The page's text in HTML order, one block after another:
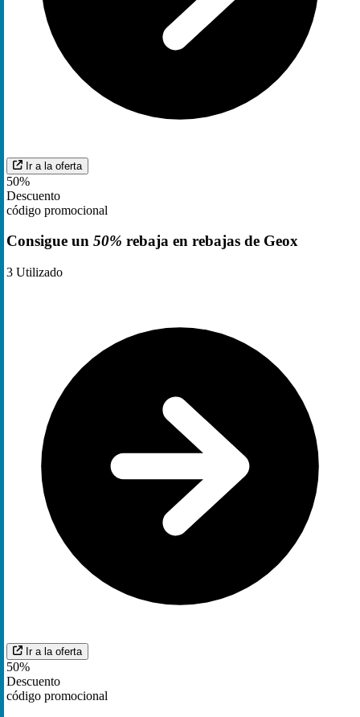
Ir a la oferta
50%
Descuento
código promocional
Consigue un 50% rebaja en rebajas de Geox
3 Utilizado
Ir a la oferta
50%
Descuento
código promocional